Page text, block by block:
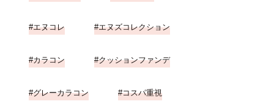
エヌコレ エヌズコレクション
カラコン クッションファンデ
グレーカラコン コスパ重視